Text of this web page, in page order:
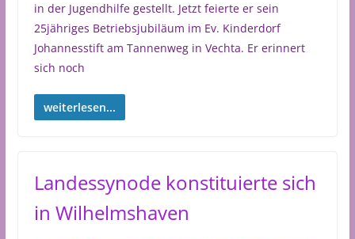
in der Jugendhilfe gestellt. Jetzt feierte er sein
25jähriges Betriebsjubiläum im Ev. Kinderdorf
Johannesstift am Tannenweg in Vechta. Er erinnert
sich noch
weiterlesen...
Landessynode konstituierte sich
in Wilhelmshaven